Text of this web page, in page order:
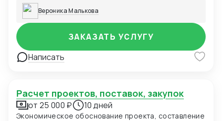
Вероника Малькова
Написать
ЗАКАЗАТЬ УСЛУГУ
Расчет проектов, поставок, закупок
от 25 000 ₽ 10 дней
Экономическое обоснование проекта, составление